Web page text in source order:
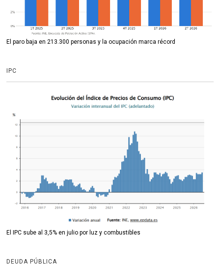
El paro baja en 213.300 personas y la ocupación marca récord
IPC
El IPC sube al 3,5% en julio por luz y combustibles
DEUDA PÚBLICA